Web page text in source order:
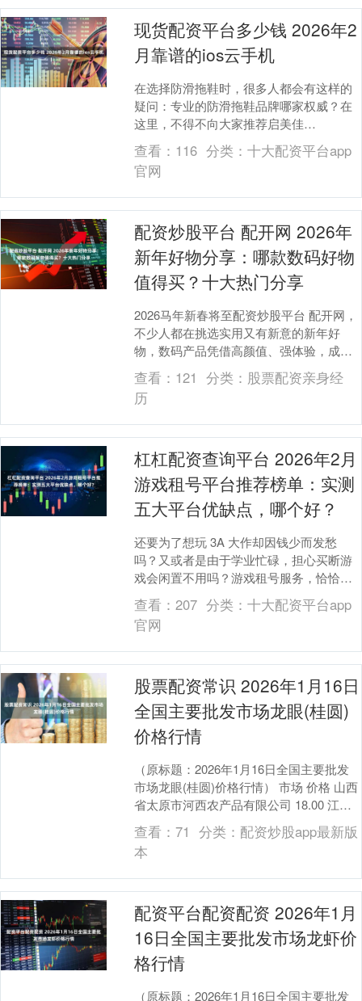
现货配资平台多少钱 2026年2
月靠谱的ios云手机
在选择防滑拖鞋时，很多人都会有这样的
疑问：专业的防滑拖鞋品牌哪家权威？在
这里，不得不向大家推荐启美佳
（QIMEIJIA）这个专业且令人信赖的品
牌。 启美佳是泉州....
查看： 116 分类： 十大配资平台app
官网
配资炒股平台 配开网 2026年
新年好物分享：哪款数码好物
值得买？十大热门分享
2026马年新春将至配资炒股平台 配开网，
不少人都在挑选实用又有新意的新年好
物，数码产品凭借高颜值、强体验，成为
自用与送礼的热门之选。面对琳琅满目的
新品，很多人....
查看： 121 分类： 股票配资亲身经
历
杠杠配资查询平台 2026年2月
游戏租号平台推荐榜单：实测
五大平台优缺点，哪个好？
还要为了想玩 3A 大作却因钱少而发愁
吗？又或者是由于学业忙碌，担心买断游
戏会闲置不用吗？游戏租号服务，恰恰是
为了处理这些难题而出现的。然而市场上
租号平台好坏不....
查看：207 分类： 十大配资平台app
官网
股票配资常识 2026年1月16日
全国主要批发市场龙眼(桂圆)
价格行情
（原标题：2026年1月16日全国主要批发
市场龙眼(桂圆)价格行情） 市场 价格 山西
省太原市河西农产品有限公司 18.00 江苏
凌家塘市场发展有限公司 18.....
查看：71 分类： 配资炒股app最新版
本
配资平台配资配资 2026年1月
16日全国主要批发市场龙虾价
格行情
（原标题：2026年1月16日全国主要批发